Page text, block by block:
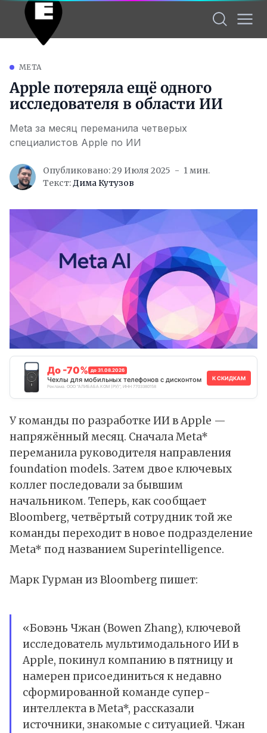
META
Apple потеряла ещё одного
исследователя в области ИИ
Meta за месяц переманила четверых
специалистов Apple по ИИ
Опубликовано: 29 Июля 2025
1 мин.
Текст:Дима Кутузов
До -70% до 31.08.2026
Чехлы для мобильных телефонов с дисконтом
Реклама. ООО "АЛИБАБА.КОМ (РУ)", ИНН 7703380158
К СКИДКАМ
У команды по разработке ИИв Apple —
напряжённый месяц. СначалаMeta*
переманила руководителя направления
foundation models. Затем двое ключевых
коллег последовали за бывшим
начальником. Теперь, как сообщает
Bloomberg, четвёртый сотрудник той же
команды переходит в новое подразделение
Meta* под названием Superintelligence.
Марк Гурман из Bloomberg пишет:
«Бовэнь Чжан (Bowen Zhang), ключевой
исследователь мультимодального ИИ в
Apple, покинул компанию в пятницу и
намерен присоединиться к недавно
сформированной команде супер-
интеллекта в Meta*, рассказали
источники, знакомые с ситуацией. Чжан